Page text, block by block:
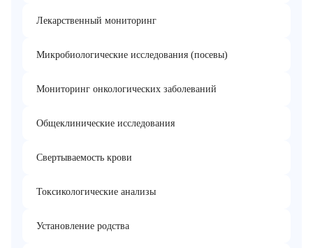
Лекарственный мониторинг
Микробиологические исследования (посевы)
Мониторинг онкологических заболеваний
Общеклинические исследования
Свертываемость крови
Токсикологические анализы
Установление родства